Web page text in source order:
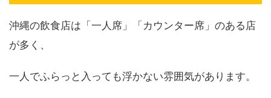
沖縄の飲食店は「一人席」「カウンター席」のある店
が多く、
一人でふらっと入っても浮かない雰囲気があります。